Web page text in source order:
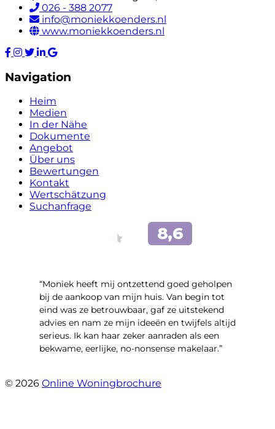
026 - 388 2077
info@moniekkoenders.nl
www.moniekkoenders.nl
Navigation
Heim
Medien
In der Nähe
Dokumente
Angebot
Über uns
Bewertungen
Kontakt
Wertschätzung
Suchanfrage
“Moniek heeft mij ontzettend goed geholpen
bij de aankoop van mijn huis. Van begin tot
eind was ze betrouwbaar, gaf ze uitstekend
advies en nam ze mijn ideeën en twijfels altijd
serieus. Ik kan haar zeker aanraden als een
bekwame, eerlijke, no-nonsense makelaar.”
© 2026 Online Woningbrochure